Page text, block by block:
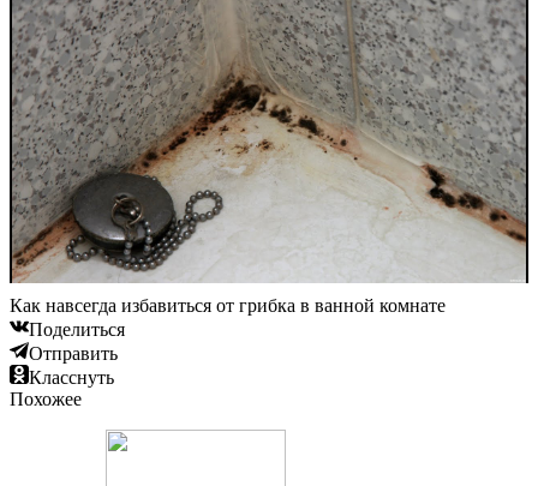
Как навсегда избавиться от грибка в ванной комнате
Поделиться
Отправить
Класснуть
Похожее